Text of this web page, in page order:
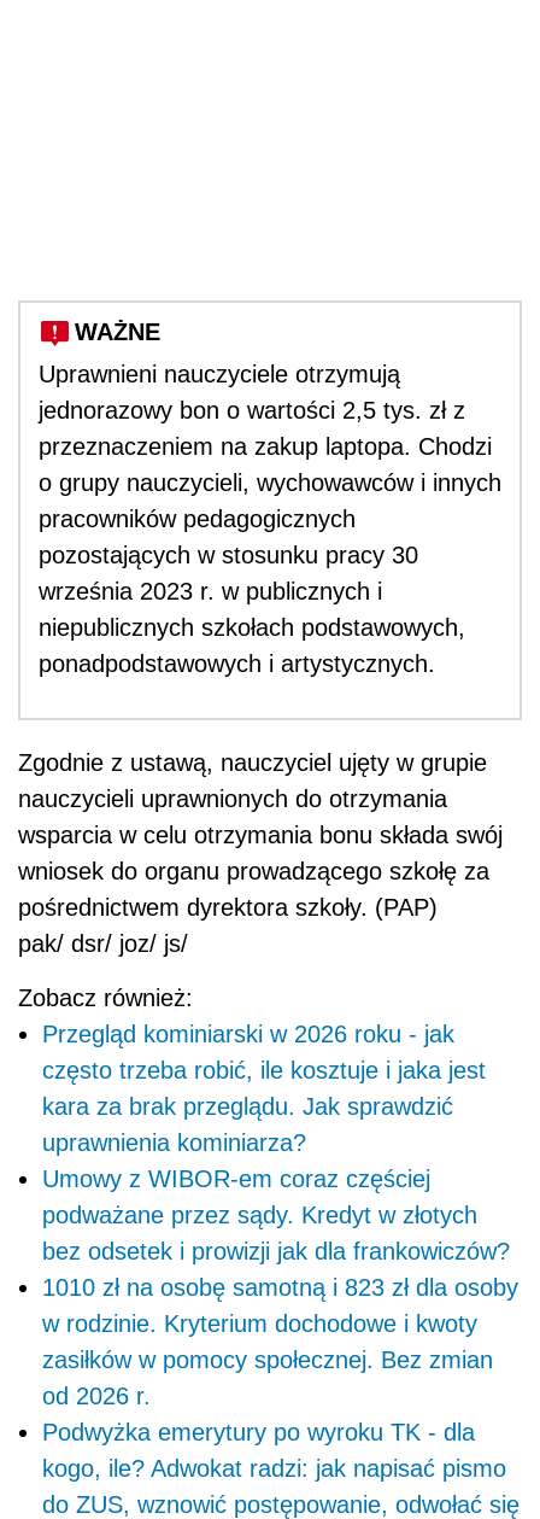
WAŻNE
Uprawnieni nauczyciele otrzymują
jednorazowy bon o wartości 2,5 tys. zł z
przeznaczeniem na zakup laptopa. Chodzi
o grupy nauczycieli, wychowawców i innych
pracowników pedagogicznych
pozostających w stosunku pracy 30
września 2023 r. w publicznych i
niepublicznych szkołach podstawowych,
ponadpodstawowych i artystycznych.
Zgodnie z ustawą, nauczyciel ujęty w grupie
nauczycieli uprawnionych do otrzymania
wsparcia w celu otrzymania bonu składa swój
wniosek do organu prowadzącego szkołę za
pośrednictwem dyrektora szkoły. (PAP)
pak/ dsr/ joz/ js/
Zobacz również:
Przegląd kominiarski w 2026 roku - jak
często trzeba robić, ile kosztuje i jaka jest
kara za brak przeglądu. Jak sprawdzić
uprawnienia kominiarza?
Umowy z WIBOR-em coraz częściej
podważane przez sądy. Kredyt w złotych
bez odsetek i prowizji jak dla frankowiczów?
1010 zł na osobę samotną i 823 zł dla osoby
w rodzinie. Kryterium dochodowe i kwoty
zasiłków w pomocy społecznej. Bez zmian
od 2026 r.
Podwyżka emerytury po wyroku TK - dla
kogo, ile? Adwokat radzi: jak napisać pismo
do ZUS, wznowić postępowanie, odwołać się